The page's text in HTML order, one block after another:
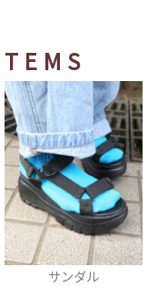
スマホカバー